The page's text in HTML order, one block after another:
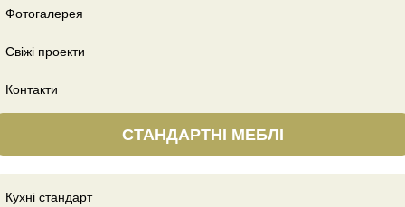
Фотогалерея
Свіжі проекти
Контакти
СТАНДАРТНІ МЕБЛІ
Кухні стандарт